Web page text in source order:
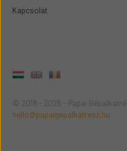
Kapcsolat
© 2018 - 2026 - Pápai
hello@papaigepalkatresz.hu